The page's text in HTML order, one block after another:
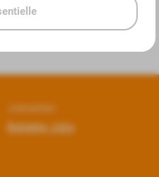
Jobseiten
Beliebte Jobs